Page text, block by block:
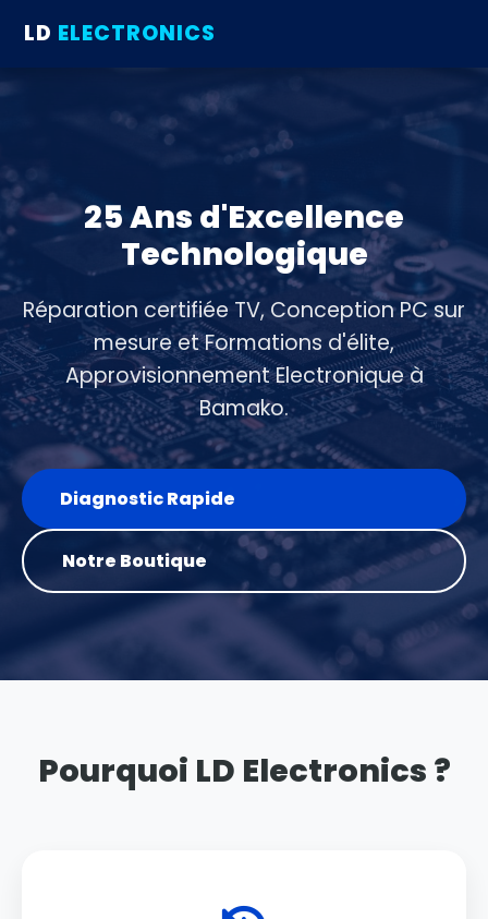
LD ELECTRONICS
25 Ans d'Excellence
Technologique
Réparation certifiée TV, Conception PC sur
mesure et Formations d'élite,
Approvisionnement Electronique à
Bamako.
Diagnostic Rapide
Notre Boutique
Pourquoi LD Electronics ?